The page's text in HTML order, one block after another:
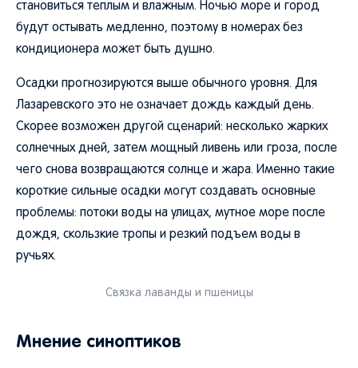
становиться теплым и влажным. Ночью море и город
будут остывать медленно, поэтому в номерах без
кондиционера может быть душно.
Осадки прогнозируются выше обычного уровня. Для
Лазаревского это не означает дождь каждый день.
Скорее возможен другой сценарий: несколько жарких
солнечных дней, затем мощный ливень или гроза, после
чего снова возвращаются солнце и жара. Именно такие
короткие сильные осадки могут создавать основные
проблемы: потоки воды на улицах, мутное море после
дождя, скользкие тропы и резкий подъем воды в
ручьях.
Связка лаванды и пшеницы
Мнение синоптиков